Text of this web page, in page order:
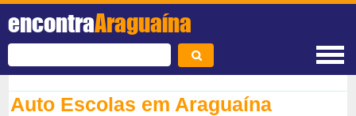
encontraAraguaína
Auto Escolas em Araguaína